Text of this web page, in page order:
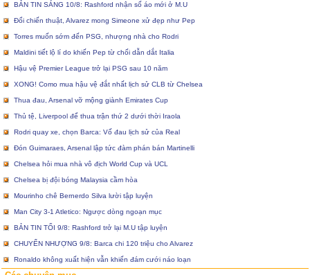
BẢN TIN SÁNG 10/8: Rashford nhận số áo mới ở M.U
Đổi chiến thuật, Alvarez mong Simeone xử đẹp như Pep
Torres muốn sớm đến PSG, nhượng nhà cho Rodri
Maldini tiết lộ lí do khiến Pep từ chối dẫn dắt Italia
Hậu vệ Premier League trở lại PSG sau 10 năm
XONG! Como mua hậu vệ đắt nhất lịch sử CLB từ Chelsea
Thua đau, Arsenal vỡ mộng giành Emirates Cup
Thủ tệ, Liverpool để thua trận thứ 2 dưới thời Iraola
Rodri quay xe, chọn Barca: Vố đau lịch sử của Real
Đón Guimaraes, Arsenal lập tức đàm phán bán Martinelli
Chelsea hỏi mua nhà vô địch World Cup và UCL
Chelsea bị đội bóng Malaysia cầm hòa
Mourinho chê Bernerdo Silva lười tập luyện
Man City 3-1 Atletico: Ngược dòng ngoạn mục
BẢN TIN TỐI 9/8: Rashford trở lại M.U tập luyện
CHUYỂN NHƯỢNG 9/8: Barca chi 120 triệu cho Alvarez
Ronaldo không xuất hiện vẫn khiến đám cưới náo loạn